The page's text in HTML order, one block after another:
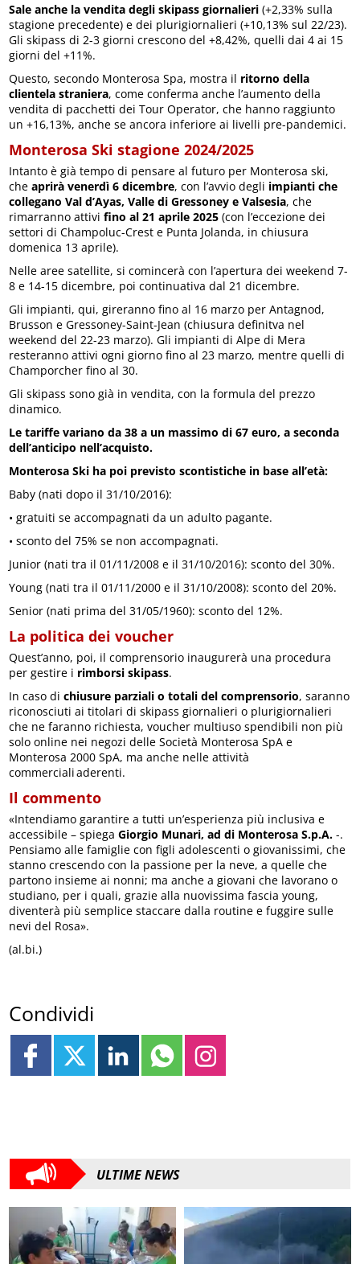
Sale anche la vendita degli skipass giornalieri (+2,33% sulla
stagione precedente) e dei plurigiornalieri (+10,13% sul 22/23).
Gli skipass di 2-3 giorni crescono del +8,42%, quelli dai 4 ai 15
giorni del +11%.
Questo, secondo Monterosa Spa, mostra il ritorno della
clientela straniera, come conferma anche l’aumento della
vendita di pacchetti dei Tour Operator, che hanno raggiunto
un +16,13%, anche se ancora inferiore ai livelli pre-pandemici.
Monterosa Ski stagione 2024/2025
Intanto è già tempo di pensare al futuro per Monterosa ski,
cheaprirà venerdì 6 dicembre, con l’avvio degli impianti che
collegano Val d’Ayas, Valle di Gressoney e Valsesia, che
rimarranno attivifino al 21 aprile 2025 (con l’eccezione dei
settori di Champoluc-Crest e Punta Jolanda, in chiusura
domenica 13 aprile).
Nelle aree satellite, si comincerà con l’apertura dei weekend 7-
8 e 14-15 dicembre, poi continuativa dal 21 dicembre.
Gli impianti, qui, gireranno fino al 16 marzo per Antagnod,
Brusson e Gressoney-Saint-Jean (chiusura definitva nel
weekend del 22-23 marzo). Gli impianti di Alpe di Mera
resteranno attivi ogni giorno fino al 23 marzo, mentre quelli di
Champorcher fino al 30.
Gli skipass sono già in vendita, con la formula del prezzo
dinamico.
Le tariffe variano da 38 a un massimo di 67 euro, a seconda
dell’anticipo nell’acquisto.
Monterosa Ski ha poi previsto scontistiche in base all’età:
Baby (nati dopo il 31/10/2016):
• gratuiti se accompagnati da un adulto pagante.
• sconto del 75% se non accompagnati.
Junior (nati tra il 01/11/2008 e il 31/10/2016): sconto del 30%.
Young (nati tra il 01/11/2000 e il 31/10/2008): sconto del 20%.
Senior (nati prima del 31/05/1960): sconto del 12%.
La politica dei voucher
Quest’anno, poi, il comprensorio inaugurerà una procedura
per gestire i rimborsi skipass.
In caso dichiusure parziali o totali del comprensorio, saranno
riconosciuti ai titolari di skipass giornalieri o plurigiornalieri
che ne faranno richiesta, voucher multiuso spendibili non più
solo online nei negozi delle Società Monterosa SpA e
Monterosa 2000 SpA, ma anche nelle attività
commerciali aderenti.
Il commento
«Intendiamo garantire a tutti un’esperienza più inclusiva e
accessibile – spiegaGiorgio Munari, ad di Monterosa S.p.A. -.
Pensiamo alle famiglie con figli adolescenti o giovanissimi, che
stanno crescendo con la passione per la neve, a quelle che
partono insieme ai nonni; ma anche a giovani che lavorano o
studiano, per i quali, grazie alla nuovissima fascia young,
diventerà più semplice staccare dalla routine e fuggire sulle
nevi del Rosa».
(al.bi.)
Condividi
ULTIME NEWS